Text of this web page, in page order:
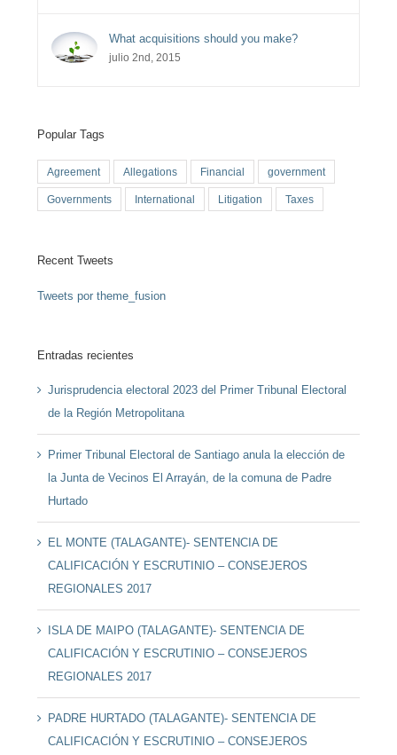
What acquisitions should you make?
julio 2nd, 2015
Popular Tags
Agreement Allegations Financial government
Governments International Litigation Taxes
Recent Tweets
Tweets por theme_fusion
Entradas recientes
Jurisprudencia electoral 2023 del Primer Tribunal Electoral
de la Región Metropolitana
Primer Tribunal Electoral de Santiago anula la elección de
la Junta de Vecinos El Arrayán, de la comuna de Padre
Hurtado
EL MONTE (TALAGANTE)- SENTENCIA DE
CALIFICACIÓN Y ESCRUTINIO – CONSEJEROS
REGIONALES 2017
ISLA DE MAIPO (TALAGANTE)- SENTENCIA DE
CALIFICACIÓN Y ESCRUTINIO – CONSEJEROS
REGIONALES 2017
PADRE HURTADO (TALAGANTE)- SENTENCIA DE
CALIFICACIÓN Y ESCRUTINIO – CONSEJEROS